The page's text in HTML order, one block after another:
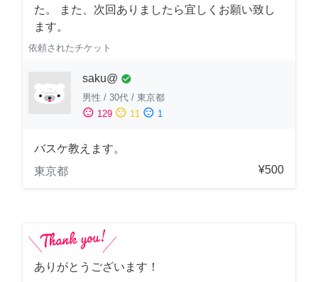
た。 また、次回ありましたら宜しくお願い致し
ます。
依頼されたチケット
saku@ check_circle
男性 / 30代 / 東京都
sentiment_satisfied 129 sentiment_neutral 11 sentiment_dissatisfied 1
バスケ教えます。
東京都
¥500
ありがとうございます！